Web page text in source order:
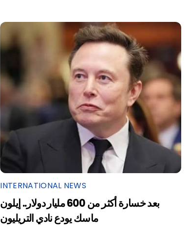
INTERNATIONAL NEWS
بعد خسارة أكثر من 600 مليار دولار.. إيلون
ماسك يودع نادي التريليون